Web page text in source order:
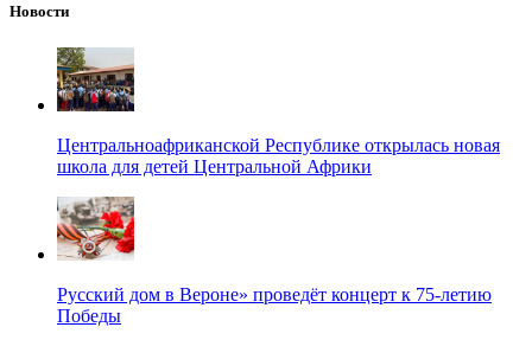
Новости
Центральноафриканской Республике открылась новая
школа для детей Центральной Африки
Русский дом в Вероне» проведёт концерт к 75-летию
Победы